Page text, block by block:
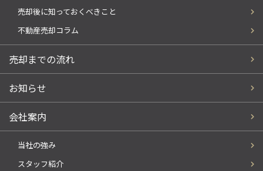
売却後に知っておくべきこと
不動産売却コラム
売却までの流れ
お知らせ
会社案内
当社の強み
スタッフ紹介